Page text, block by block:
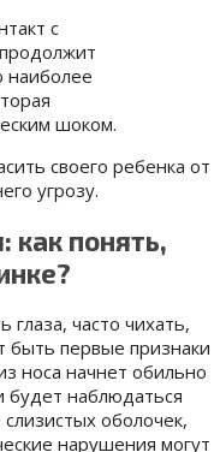
с
наиболее
шоком.
своего ребенка от
угрозу.
как понять,
часто чихать,
быть первые признаки
носа начнет обильно
будет наблюдаться
оболочек,
нарушения могут